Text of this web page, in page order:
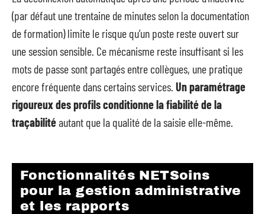
(par défaut une trentaine de minutes selon la documentation
de formation) limite le risque qu’un poste reste ouvert sur
une session sensible. Ce mécanisme reste insuffisant si les
mots de passe sont partagés entre collègues, une pratique
encore fréquente dans certains services. Un paramétrage
rigoureux des profils conditionne la fiabilité de la
traçabilitéautant que la qualité de la saisie elle-même.
Fonctionnalités NETSoins
pour la gestion administrative
et les rapports